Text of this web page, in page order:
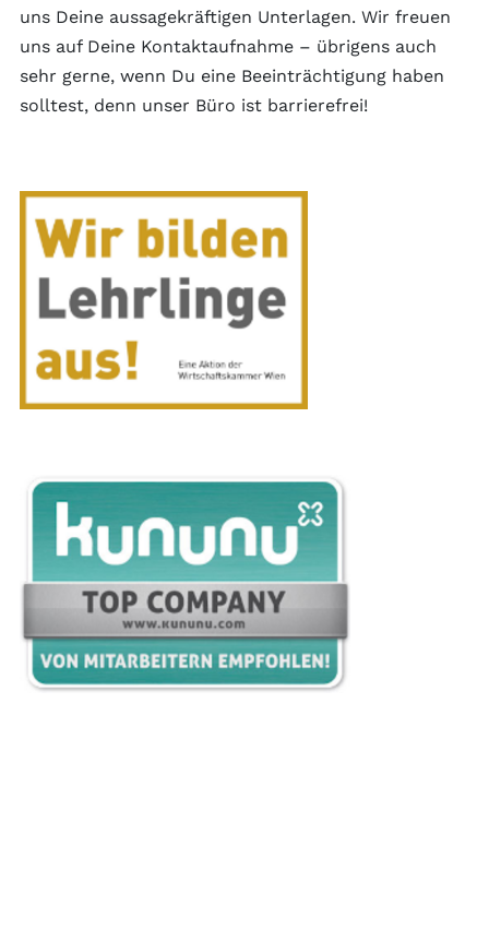
uns Deine aussagekräftigen Unterlagen. Wir freuen
uns auf Deine Kontaktaufnahme – übrigens auch
sehr gerne, wenn Du eine Beeinträchtigung haben
solltest, denn unser Büro ist barrierefrei!